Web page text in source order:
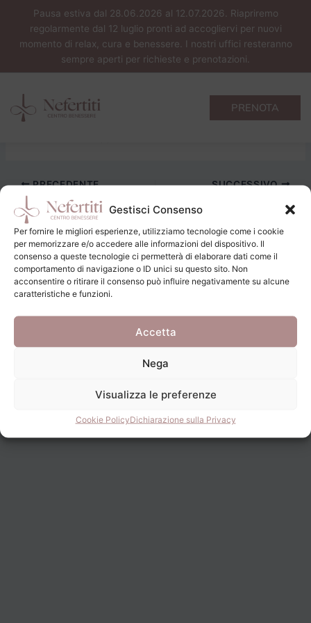
Gestisci Consenso
Per fornire le migliori esperienze, utilizziamo tecnologie come i cookie
per memorizzare e/o accedere alle informazioni del dispositivo. Il
consenso a queste tecnologie ci permetterà di elaborare dati come il
comportamento di navigazione o ID unici su questo sito. Non
acconsentire o ritirare il consenso può influire negativamente su alcune
caratteristiche e funzioni.
Accetta
Nega
Visualizza le preferenze
Cookie PolicyDichiarazione sulla Privacy
contenuto
Pausa estiva dal 28.06.2026 al 12.07.2026. Riapriremo
regolarmente dal 12 luglio pronti ad accogliervi per nuovi
momento di relax, cura e benessere. I nostri uffici resteranno
sempre aperti per richieste e prenotazioni.
PRENOTA
Gambe più leggere
Di
3 massaggi di linfodrenaggio alle gambe (25 min.)
PRECEDENTE SUCCESSIVO